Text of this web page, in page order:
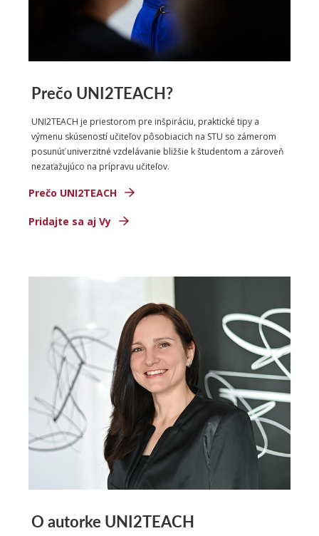
Prečo UNI2TEACH?
UNI2TEACH je priestorom pre inšpiráciu, praktické tipy a
výmenu skúseností učiteľov pôsobiacich na STU so zámerom
posunúť univerzitné vzdelávanie bližšie k študentom a zároveň
nezaťažujúco na prípravu učiteľov.
Prečo UNI2TEACH
Pridajte sa aj Vy
O autorke UNI2TEACH